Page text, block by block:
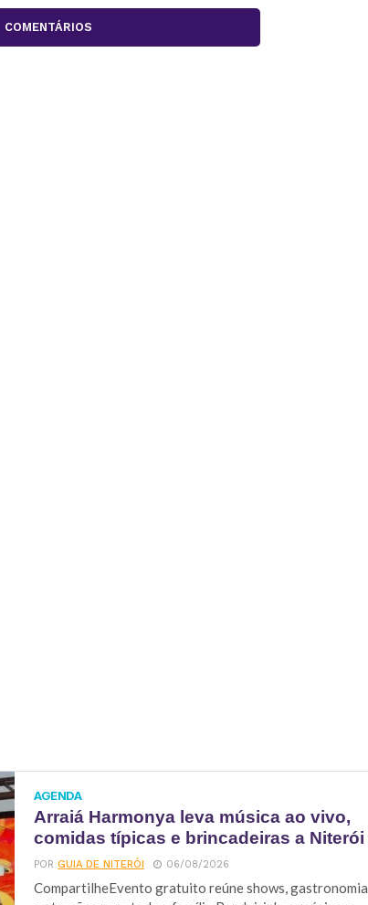
COMENTÁRIOS
AGENDA
Arraiá Harmonya leva música ao vivo,
comidas típicas e brincadeiras a Niterói
PORGUIA DE NITERÓI 06/08/2026
CompartilheEvento gratuito reúne shows, gastronomia